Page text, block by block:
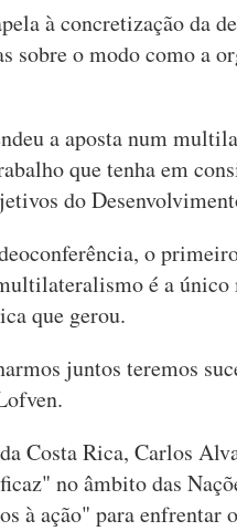
à concretização da
sobre o modo como a
a aposta num
que tenha em
do
o
é a único
que gerou.
juntos teremos
Costa Rica, Carlos
no âmbito das
à ação" para enfrentar